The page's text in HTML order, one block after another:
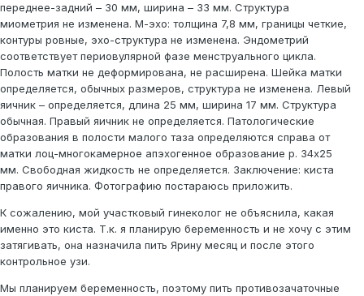
переднее-задний – 30 мм, ширина – 33 мм. Структура
миометрия не изменена. М-эхо: толщина 7,8 мм, границы четкие,
контуры ровные, эхо-структура не изменена. Эндометрий
соответствует периовулярной фазе менструального цикла.
Полость матки не деформирована, не расширена. Шейка матки
определяется, обычных размеров, структура не изменена. Левый
яичник – определяется, длина 25 мм, ширина 17 мм. Структура
обычная. Правый яичник не определяется. Патологические
образования в полости малого таза определяются справа от
матки лоц-многокамерное апэхогенное образование р. 34х25
мм. Свободная жидкость не определяется. Заключение: киста
правого яичника. Фотографию постараюсь приложить.
К сожалению, мой участковый гинеколог не объяснила, какая
именно это киста. Т.к. я планирую беременность и не хочу с этим
затягивать, она назначила пить Ярину месяц и после этого
контрольное узи.
Мы планируем беременность, поэтому пить противозачаточные